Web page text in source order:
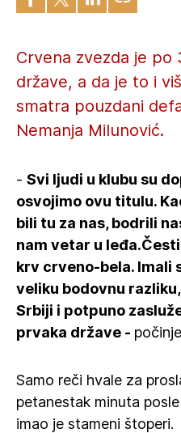
Crvena zvezda je
države, a da je to i
smatra pouzdani
Nemanja Milunović.
- Svi ljudi u klubu su
osvojimo ovu titulu.
bili tu za nas, bodrili
nam vetar u
krv crveno-bela. Imali
veliku bodovnu
Srbiji i potpuno
prvaka države -
Samo reči hvale za
petanestak minuta
imao je stameni štoperi.